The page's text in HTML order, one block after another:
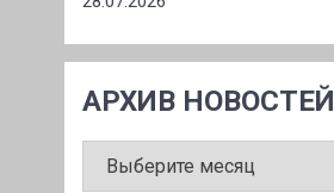
АРХИВ НОВОСТЕЙ
НОВОСТЕЙ